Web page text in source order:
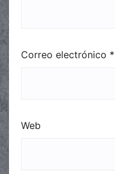
Correo electrónico *
Web